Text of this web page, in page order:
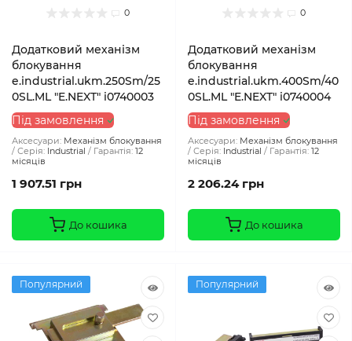
0
Додатковий механізм
блокування
e.industrial.ukm.250Sm/25
0SL.ML "E.NEXT" i0740003
Під замовлення
Аксесуари: Механізм блокування
Серія: Industrial Гарантія: 12
місяців
1 907.51 грн
До кошика
0
Додатковий механізм
блокування
e.industrial.ukm.400Sm/40
0SL.ML "E.NEXT" i0740004
Під замовлення
Аксесуари: Механізм блокування
Серія: Industrial Гарантія: 12
місяців
2 206.24 грн
До кошика
Популярний Популярний